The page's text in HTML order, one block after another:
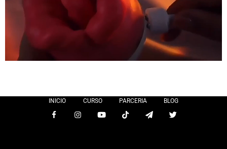
INICIO CURSO PARCERIA BLOG